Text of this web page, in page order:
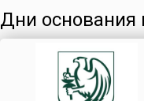
Дни основания